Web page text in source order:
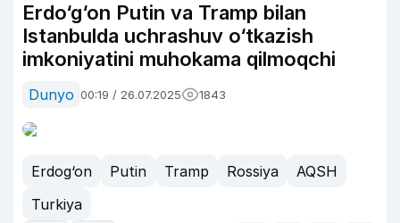
Erdo‘g‘on Putin va Tramp bilan
Istanbulda uchrashuv o‘tkazish
imkoniyatini muhokama qilmoqchi
Dunyo 00:19 / 26.07.2025 1843
Erdog‘on Putin Tramp Rossiya
AQSH
Turkiya